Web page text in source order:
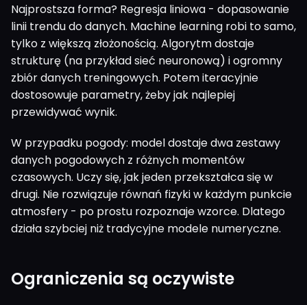
Najprostsza forma? Regresja liniowa - dopasowanie
linii trendu do danych. Machine learning robi to samo,
tylko z większą złożonością. Algorytm dostaje
strukturę (na przykład sieć neuronową) i ogromny
zbiór danych treningowych. Potem iteracyjnie
dostosowuje parametry, żeby jak najlepiej
przewidywać wynik.
W przypadku pogody: model dostaje dwa zestawy
danych pogodowych z różnych momentów
czasowych. Uczy się, jak jeden przekształca się w
drugi. Nie rozwiązuje równań fizyki w każdym punkcie
atmosfery - po prostu rozpoznaje wzorce. Dlatego
działa szybciej niż tradycyjne modele numeryczne.
Ograniczenia są oczywiste